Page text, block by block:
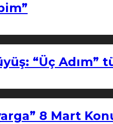
“Üç
8 Mart